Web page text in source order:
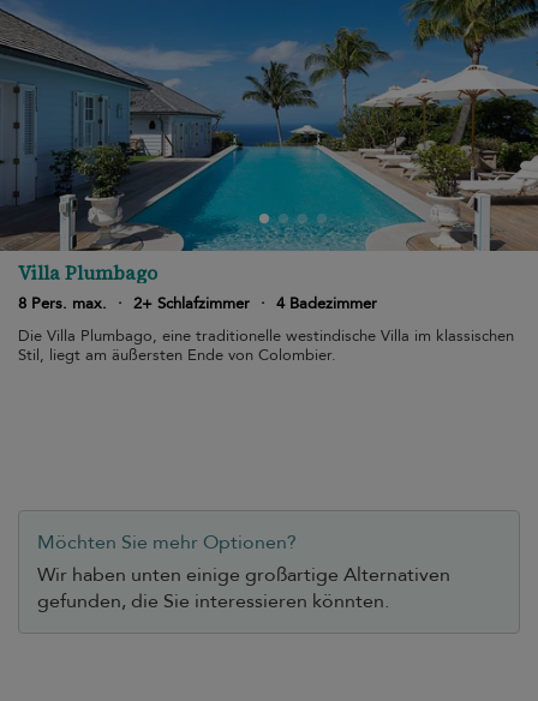
Villa Plumbago
8 Pers. max. · 2+ Schlafzimmer · 4 Badezimmer
Die Villa Plumbago, eine traditionelle westindische Villa im klassischen
Stil, liegt am äußersten Ende von Colombier.
Möchten Sie mehr Optionen?
Wir haben unten einige großartige Alternativen
gefunden, die Sie interessieren könnten.